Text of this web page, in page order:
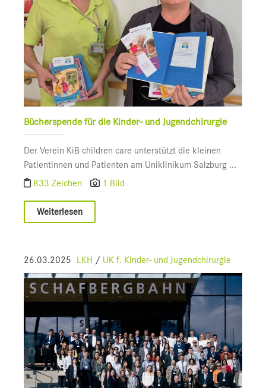
Bücherspende für die Kinder- und Jugendchirurgie
Der Verein KiB children care unterstützt die kleinen
Patientinnen und Patienten am Uniklinikum Salzburg ...
833 Zeichen
1 Bild
Weiterlesen
26.03.2025 LKH / UK f. Kinder- und Jugendchirurgie